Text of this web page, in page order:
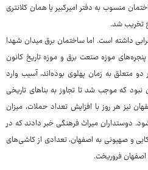
منسوب به دفتر امیرکبیر یا همان کلانتری
تخریب شد.
جنگ هم ۷۰ درصد خرابی داشته است. اما ساختمان برق میدان شهدا
موزه صنعت برق و موزه تاریخ کانون
متعلق به زمان پهلوی بوده‌اند، آسیب وارد
نبود که موجب شد تا تجاوز به بناهای تاریخی
نیز هر روز با افزایش تعداد حملات، میزان
دوستداران میراث فرهنگی خبر دادند که در
و صهیونی به اصفهان، تعدادی از کاشی‌های
فروریخت.